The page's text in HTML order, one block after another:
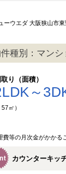
ーウエダ 大阪狭山市
種別：マンシ
取り（面積）
～
57㎡）
費等の月次金がかかる
カウンターキッ